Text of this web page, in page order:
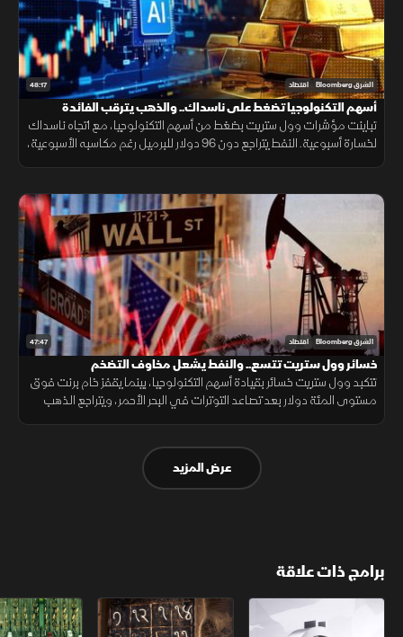
48:17 الشرق Bloomberg اقتصاد
أسهم التكنولوجيا تضغط على ناسداك.. والذهب يترقب الفائدة
تباينت مؤشرات وول ستريت بضغط من أسهم التكنولوجيا، مع اتجاه ناسداك
لخسارة أسبوعية. النفط يتراجع دون 96 دولار للبرميل رغم مكاسبه الأسبوعية،
47:47 الشرق Bloomberg اقتصاد
خسائر وول ستريت تتسع.. والنفط يشعل مخاوف التضخم
تتكبد وول ستريت خسائر بقيادة أسهم التكنولوجيا، بينما يقفز خام برنت فوق
مستوى المئة دولار بعد تصاعد التوترات في البحر الأحمر، ويتراجع الذهب
عرض المزيد
برامج ذات علاقة
الأسواق الأميركية ملحمة الأرقام سلاسل